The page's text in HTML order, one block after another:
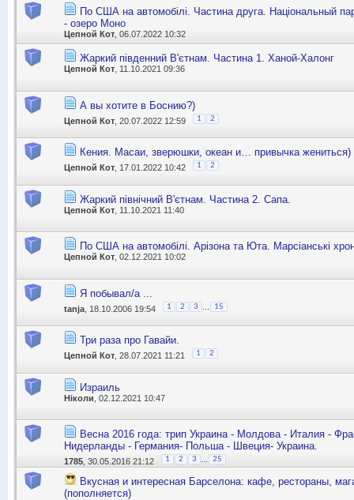
По США на автомобілі. Частина друга. Національный
- озеро Моно
Цепной Кот , 06.07.2022 10:32
Жаркий південний В'єтнам. Частина 1. Ханой-Халонг
Цепной Кот, 11.10.2021 09:36
А вы хотите в Боснию?)
Цепной Кот , 20.07.2022 12:59 1 2
Кения. Масаи, зверюшки, океан и… привычка жениться)
Цепной Кот , 17.01.2022 10:42 1 2
Жаркий північний В'єтнам. Частина 2. Сапа.
Цепной Кот , 11.10.2021 11:40
По США на автомобілі. Арізона та Юта. Марсіанські
Цепной Кот , 02.12.2021 10:02
Я побывал/а ...
tanja , 18.10.2006 19:54 1 2 3 15
Три раза про Гавайи.
Цепной Кот , 28.07.2021 11:21 1 2
Израиль
Ніколи , 02.12.2021 10:47
Весна 2016 года: трип Украина - Молдова - Италия -
Нидерланды - Германия- Польша - Швеция- Украина.
1785 , 30.05.2016 21:12 1 2 3 25
Вкусная и интересная Барселона: кафе, рестораны,
(пополняется)